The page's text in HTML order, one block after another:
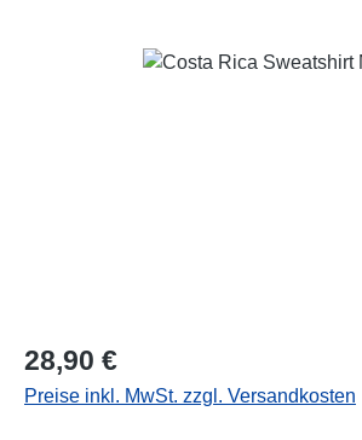
Bildergalerie überspringen
Regulärer Preis:
28,90 €
Preise inkl. MwSt. zzgl. Versandkosten